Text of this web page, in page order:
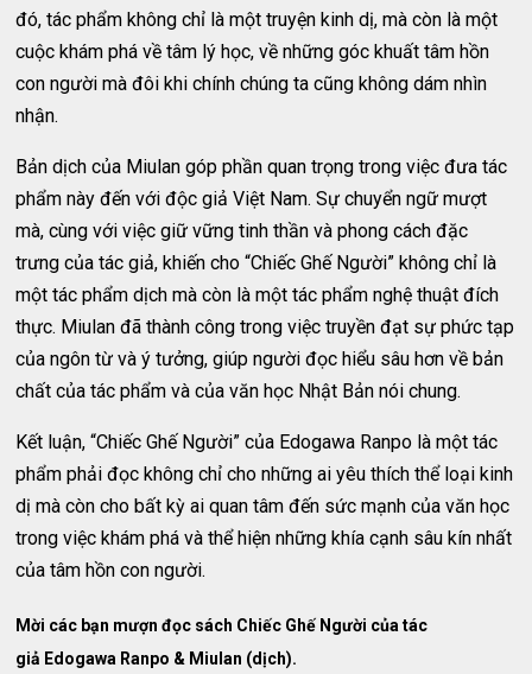
đó, tác phẩm không chỉ là một truyện kinh dị, mà còn là một
cuộc khám phá về tâm lý học, về những góc khuất tâm hồn
con người mà đôi khi chính chúng ta cũng không dám nhìn
nhận.
Bản dịch của Miulan góp phần quan trọng trong việc đưa tác
phẩm này đến với độc giả Việt Nam. Sự chuyển ngữ mượt
mà, cùng với việc giữ vững tinh thần và phong cách đặc
trưng của tác giả, khiến cho “Chiếc Ghế Người” không chỉ là
một tác phẩm dịch mà còn là một tác phẩm nghệ thuật đích
thực. Miulan đã thành công trong việc truyền đạt sự phức tạp
của ngôn từ và ý tưởng, giúp người đọc hiểu sâu hơn về bản
chất của tác phẩm và của văn học Nhật Bản nói chung.
Kết luận, “Chiếc Ghế Người” của Edogawa Ranpo là một tác
phẩm phải đọc không chỉ cho những ai yêu thích thể loại kinh
dị mà còn cho bất kỳ ai quan tâm đến sức mạnh của văn học
trong việc khám phá và thể hiện những khía cạnh sâu kín nhất
của tâm hồn con người.
Mời các bạn mượn đọc sách Chiếc Ghế Người của tác
giả Edogawa Ranpo & Miulan (dịch).